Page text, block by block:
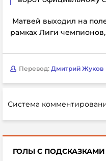
Матвей выходил на
рамках Лиги
Перевод: Дмитрий Жуков
Система
ГОЛЫ С ПОДСКАЗКАМИ